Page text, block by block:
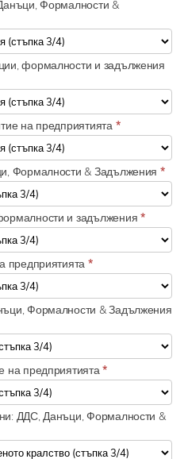
Формалности &
формалности и задължения
на предприятията *
Формалности & Задължения *
и задължения *
предприятията *
Формалности & Задължения
на предприятията*
ДДС, Данъци, Формалности &